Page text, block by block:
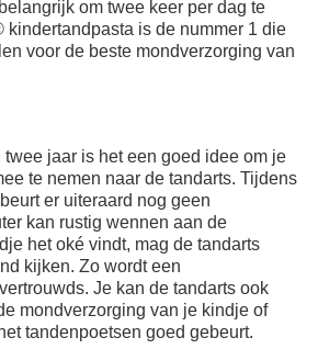
om twee keer per dag te
kindertandpasta is de nummer 1 die
voor de beste mondverzorging van
jaar is het een goed idee om je
te nemen naar de tandarts. Tijdens
er uiteraard nog geen
kan rustig wennen aan de
het oké vindt, mag de tandarts
kijken. Zo wordt een
Je kan de tandarts ook
mondverzorging van je kindje of
tandenpoetsen goed gebeurt.